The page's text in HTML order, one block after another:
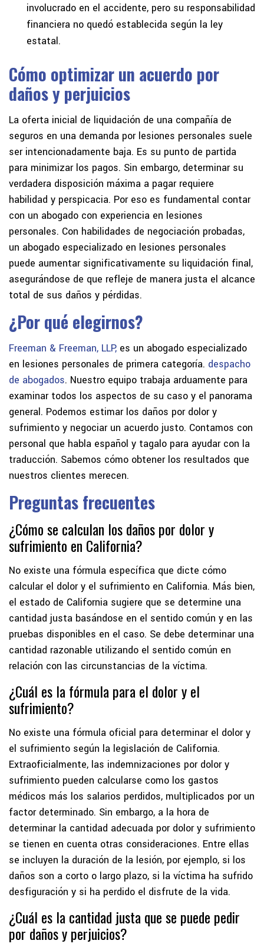
involucrado en el accidente, pero su responsabilidad
financiera no quedó establecida según la ley
estatal.
Cómo optimizar un acuerdo por
daños y perjuicios
La oferta inicial de liquidación de una compañía de
seguros en una demanda por lesiones personales suele
ser intencionadamente baja. Es su punto de partida
para minimizar los pagos. Sin embargo, determinar su
verdadera disposición máxima a pagar requiere
habilidad y perspicacia. Por eso es fundamental contar
con un abogado con experiencia en lesiones
personales. Con habilidades de negociación probadas,
un abogado especializado en lesiones personales
puede aumentar significativamente su liquidación final,
asegurándose de que refleje de manera justa el alcance
total de sus daños y pérdidas.
¿Por qué elegirnos?
Freeman & Freeman, LLP, es un abogado especializado
en lesiones personales de primera categoría. despacho
de abogados. Nuestro equipo trabaja arduamente para
examinar todos los aspectos de su caso y el panorama
general. Podemos estimar los daños por dolor y
sufrimiento y negociar un acuerdo justo. Contamos con
personal que habla español y tagalo para ayudar con la
traducción. Sabemos cómo obtener los resultados que
nuestros clientes merecen.
Preguntas frecuentes
¿Cómo se calculan los daños por dolor y
sufrimiento en California?
No existe una fórmula específica que dicte cómo
calcular el dolor y el sufrimiento en California. Más bien,
el estado de California sugiere que se determine una
cantidad justa basándose en el sentido común y en las
pruebas disponibles en el caso. Se debe determinar una
cantidad razonable utilizando el sentido común en
relación con las circunstancias de la víctima.
¿Cuál es la fórmula para el dolor y el
sufrimiento?
No existe una fórmula oficial para determinar el dolor y
el sufrimiento según la legislación de California.
Extraoficialmente, las indemnizaciones por dolor y
sufrimiento pueden calcularse como los gastos
médicos más los salarios perdidos, multiplicados por un
factor determinado. Sin embargo, a la hora de
determinar la cantidad adecuada por dolor y sufrimiento
se tienen en cuenta otras consideraciones. Entre ellas
se incluyen la duración de la lesión, por ejemplo, si los
daños son a corto o largo plazo, si la víctima ha sufrido
desfiguración y si ha perdido el disfrute de la vida.
¿Cuál es la cantidad justa que se puede pedir
por daños y perjuicios?